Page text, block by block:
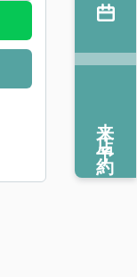
来店予約